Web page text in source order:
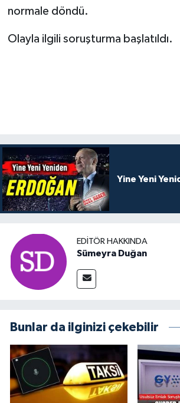
normale döndü.
Olayla ilgili soruşturma başlatıldı.
Yine Yeni
EDITÖR HAKKINDA
Sümeyra Duğan
Bunlar da ilginizi çekebilir